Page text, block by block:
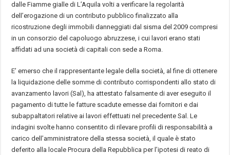
dalle Fiamme gialle di L’Aquila volti a verificare la regolarità
dell’erogazione di un contributo pubblico finalizzato alla
ricostruzione degli immobili danneggiati dal sisma del 2009 compresi
in un consorzio del capoluogo abruzzese, i cui lavori erano stati
affidati ad una società di capitali con sede a Roma.
E’ emerso che il rappresentante legale della società, al fine di ottenere
la liquidazione delle somme di contributo corrispondenti allo stato di
avanzamento lavori (Sal), ha attestato falsamente di aver eseguito il
pagamento di tutte le fatture scadute emesse dai fornitori e dai
subappaltatori relative ai lavori effettuati nel precedente Sal. Le
indagini svolte hanno consentito di rilevare profili di responsabilità a
carico dell’amministratore della stessa società, il quale è stato
deferito alla locale Procura della Repubblica per l’ipotesi di reato di